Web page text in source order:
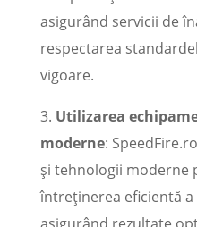
asigurând servicii de
respectarea
vigoare.
3. Utilizarea
moderne:
și tehnologii moderne
întreținerea eficientă